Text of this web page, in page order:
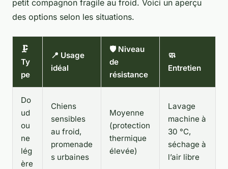
petit compagnon fragile au froid. Voici un aperçu
des options selon les situations.
🗜️
Ty
pe
📍 Usage
idéal
🛡️ Niveau
de
résistance
🧼
Entretien
Do
ud
ou
ne
lég
ère
Chiens
sensibles
au froid,
promenade
s urbaines
Moyenne
(protection
thermique
élevée)
Lavage
machine à
30 °C,
séchage à
l’air libre